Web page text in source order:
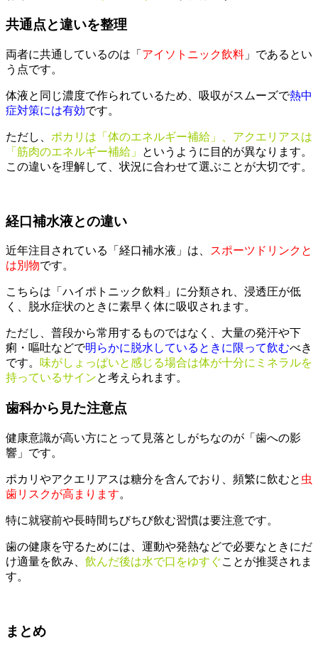
共通点と違いを整理
両者に共通しているのは「 アイソトニック飲料 」であるとい
う点です。
体液と同じ濃度で作られているため、吸収がスムーズで熱中
症対策には有効です。
ただし、 ポカリは「体のエネルギー補給」、アクエリアスは
「筋肉のエネルギー補給」
というように目的が異なります。
この違いを理解して、状況に合わせて選ぶことが大切です。
経口補水液との違い
近年注目されている「経口補水液」は、 スポーツドリンクと
は別物です。
こちらは「ハイポトニック飲料」に分類され、浸透圧が低
く、脱水症状のときに素早く体に吸収されます。
ただし、普段から常用するものではなく、大量の発汗や下
痢・嘔吐などで明らかに脱水しているときに限って飲むべき
です。 味がしょっぱいと感じる場合は体が十分にミネラルを
持っているサインと考えられます。
歯科から見た注意点
健康意識が高い方にとって見落としがちなのが「歯への影
響」です。
ポカリやアクエリアスは糖分を含んでおり、頻繁に飲むと 虫
歯リスクが高まります。
特に就寝前や長時間ちびちび飲む習慣は要注意です。
歯の健康を守るためには、運動や発熱などで必要なときにだ
け適量を飲み、 飲んだ後は水で口をゆすぐことが推奨されま
す。
まとめ